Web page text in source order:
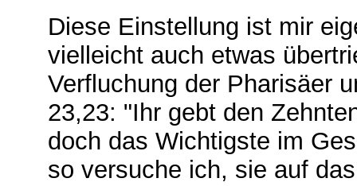
Diese Einstellung ist mir
vielleicht auch etwas
Verfluchung der Pharisäer
23,23: "Ihr gebt den
doch das Wichtigste im
so versuche ich, sie auf